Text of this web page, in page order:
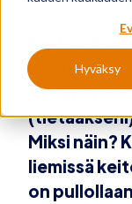
Hyväksy
Ketkä
vaikuttajat
on tehty
Miksi näin?
liemissä
on